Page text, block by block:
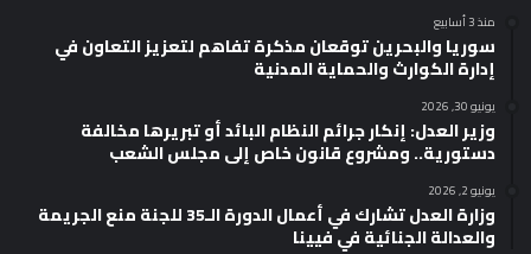
منذ 3 أسابيع
سوريا والبحرين توقعان مذكرة تفاهم لتعزيز التعاون في
إدارة الكوارث والحماية المدنية
يونيو 30, 2026
وزير العدل: إنكار جرائم النظام البائد أو تبريرها مخالفة
دستورية.. ومشروع قانون خاص إلى مجلس الشعب
يونيو 2, 2026
وزارة العدل تشارك في أعمال الدورة الـ35 للجنة منع الجريمة
والعدالة الجنائية في فيينا